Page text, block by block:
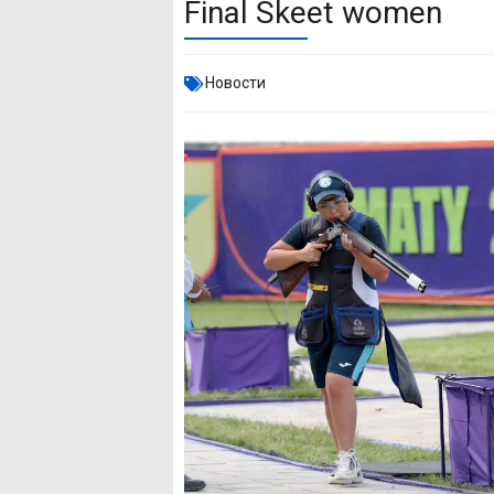
Final Skeet women
Новости